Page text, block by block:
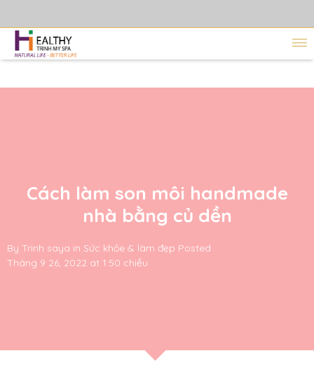
Cách làm son môi handmade
nhà bằng củ dền
By Trinh saya in Sức khỏe & làm đẹp Posted
Tháng 9 26, 2022 at 1:50 chiều